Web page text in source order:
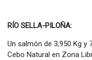
RÍO SELLA-
Un salmón de 3,950 Kg y
Cebo Natural en Zona